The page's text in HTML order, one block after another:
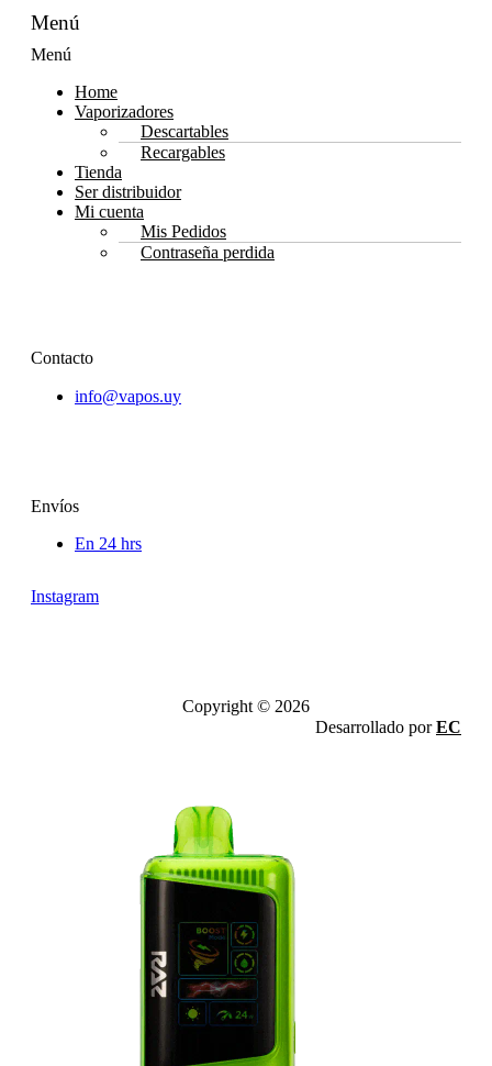
Menú
Menú
Home
Vaporizadores
Descartables
Recargables
Tienda
Ser distribuidor
Mi cuenta
Mis Pedidos
Contraseña perdida
Contacto
info@vapos.uy
Envíos
En 24 hrs
Instagram
Copyright © 2026
Desarrollado porEC